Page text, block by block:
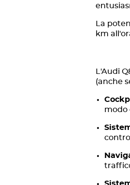
La
km
L'Audi
(anche
modo